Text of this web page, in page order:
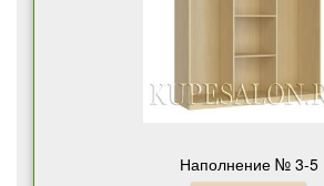
Наполнение № 3-5